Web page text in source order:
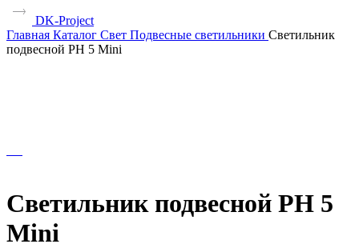
DK-Project
Главная Каталог Свет Подвесные светильники Светильник
подвесной PH 5 Mini
Светильник подвесной PH 5
Mini